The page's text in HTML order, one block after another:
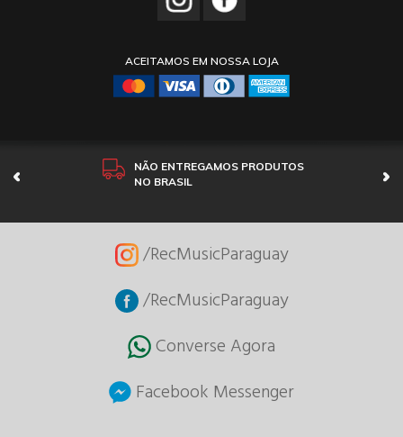
ACEITAMOS EM NOSSA LOJA
NÃO ENTREGAMOS PRODUTOS
NO BRASIL
/RecMusicParaguay
/RecMusicParaguay
Converse Agora
Facebook Messenger